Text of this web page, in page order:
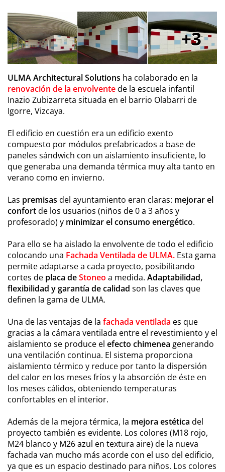
3
ULMA Architectural Solutions ha colaborado en la
renovación de la envolventede la escuela infantil
Inazio Zubizarreta situada en el barrio Olabarri de
Igorre, Vizcaya.
El edificio en cuestión era un edificio exento
compuesto por módulos prefabricados a base de
paneles sándwich con un aislamiento insuficiente, lo
que generaba una demanda térmica muy alta tanto en
verano como en invierno.
Las premisas del ayuntamiento eran claras: mejorar el
confortde los usuarios (niños de 0 a 3 años y
profesorado) y minimizar el consumo energético.
Para ello se ha aislado la envolvente de todo el edificio
colocando una Fachada Ventilada de ULMA. Esta gama
permite adaptarse a cada proyecto, posibilitando
cortes de placa deStoneo a medida. Adaptabilidad,
flexibilidad y garantía de calidad son las claves que
definen la gama de ULMA.
Una de las ventajas de la fachada ventilada es que
gracias a la cámara ventilada entre el revestimiento y el
aislamiento se produce el efecto chimenea generando
una ventilación continua. El sistema proporciona
aislamiento térmico y reduce por tanto la dispersión
del calor en los meses fríos y la absorción de éste en
los meses cálidos, obteniendo temperaturas
confortables en el interior.
Además de la mejora térmica, la mejora estética del
proyecto también es evidente. Los colores (M18 rojo,
M24 blanco y M26 azul en textura aire) de la nueva
fachada van mucho más acorde con el uso del edificio,
ya que es un espacio destinado para niños. Los colores